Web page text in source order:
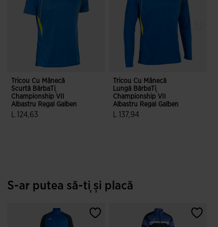
Tricou Cu Mânecă
Scurtă BărbaȚi
Championship VII
Albastru Regal Galben
L 124,63
Tricou Cu Mânecă
Lungă BărbaȚi
Championship VII
Albastru Regal Galben
L 137,94
S-ar putea să-ți și placă